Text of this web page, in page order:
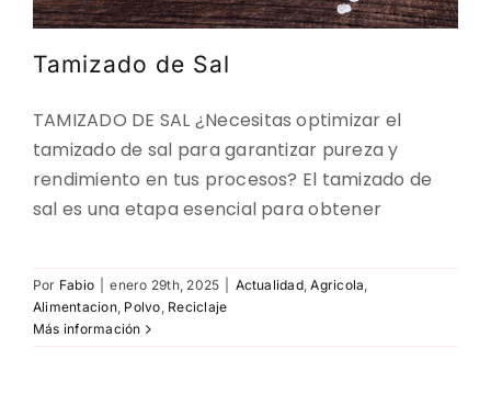
Tamizado de Sal
TAMIZADO DE SAL ¿Necesitas optimizar el
tamizado de sal para garantizar pureza y
rendimiento en tus procesos? El tamizado de
sal es una etapa esencial para obtener
Por Fabio enero 29th, 2025 Actualidad,Agricola,
Alimentacion, Polvo, Reciclaje
Más información